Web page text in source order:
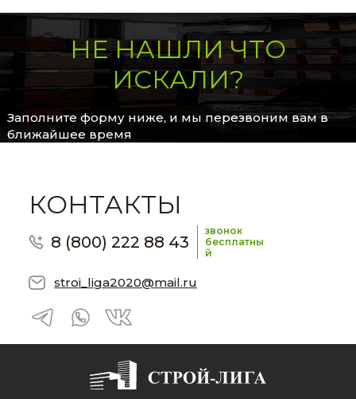
НЕ НАШЛИ ЧТО
ИСКАЛИ?
Заполните форму ниже, и мы перезвоним вам в
ближайшее время
КОНТАКТЫ
8 (800) 222 88 43
звонок
бесплатны
й
stroi_liga2020@mail.ru